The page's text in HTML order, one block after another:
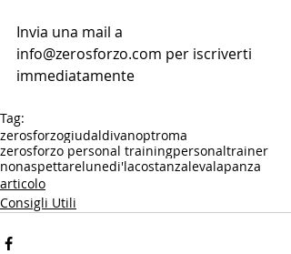
Invia una mail a
info@zerosforzo.com per iscriverti
immediatamente
Tag:
zerosforzogiudaldivanoptroma
zerosforzo personal trainingpersonaltrainer
nonaspettarelunedi'lacostanzalevalapanza
articolo
Consigli Utili